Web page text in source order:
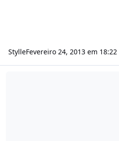
StylleFevereiro 24, 2013 em 18:22